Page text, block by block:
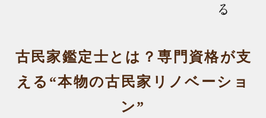
古民家鑑定士とは？専門資格が支
える“本物の古民家リノベーショ
ン”